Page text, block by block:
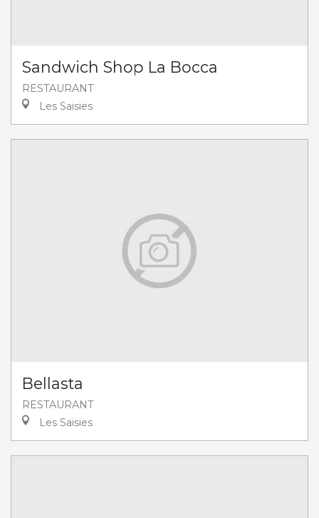
Sandwich Shop La Bocca
RESTAURANT
Les Saisies
Bellasta
RESTAURANT
Les Saisies